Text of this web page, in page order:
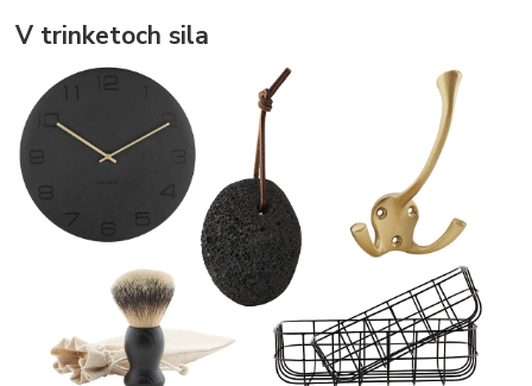
V trinketoch sila